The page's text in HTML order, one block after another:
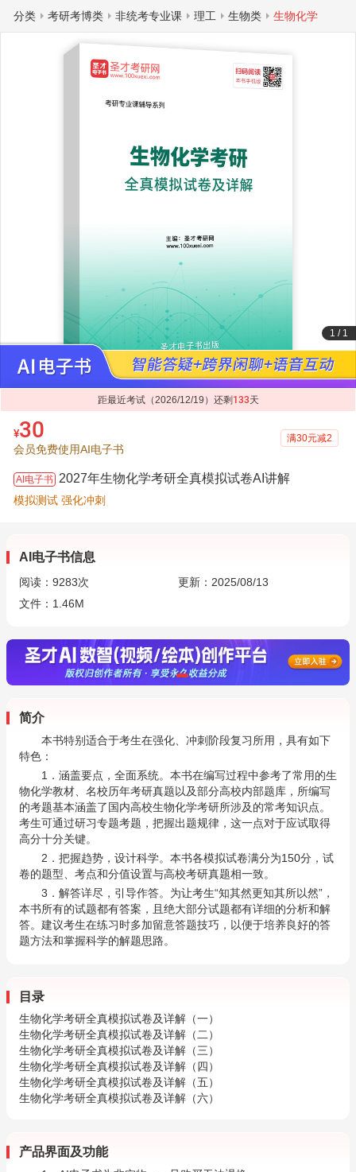
分类 考研考博类 非统考专业课 理工 生物类 生物化学
1 / 1
距最近考试（2026/12/19）还剩 133天
¥30
会员免费使用AI电子书
满30元减2
AI电子书 2027年生物化学考研全真模拟试卷AI讲解
模拟测试 强化冲刺
AI电子书信息
阅读： 9283次
更新：2025/08/13
文件：1.46M
简介
本书特别适合于考生在强化、冲刺阶段复习所用，具有如下
特色：
1．涵盖要点，全面系统。本书在编写过程中参考了常用的生
物化学教材、名校历年考研真题以及部分高校内部题库，所编写
的考题基本涵盖了国内高校生物化学考研所涉及的常考知识点。
考生可通过研习专题考题，把握出题规律，这一点对于应试取得
高分十分关键。
2．把握趋势，设计科学。本书各模拟试卷满分为150分，试
卷的题型、考点和分值设置与高校考研真题相一致。
3．解答详尽，引导作答。为让考生“知其然更知其所以然”，
本书所有的试题都有答案，且绝大部分试题都有详细的分析和解
答。建议考生在练习时多加留意答题技巧，以便于培养良好的答
题方法和掌握科学的解题思路。
目录
生物化学考研全真模拟试卷及详解（一）
生物化学考研全真模拟试卷及详解（二）
生物化学考研全真模拟试卷及详解（三）
生物化学考研全真模拟试卷及详解（四）
生物化学考研全真模拟试卷及详解（五）
生物化学考研全真模拟试卷及详解（六）
产品界面及功能